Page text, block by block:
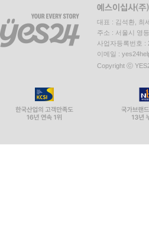
대표 : 김석환, 최
주소 : 서울시 영
사업자등록번호
이메일 :
Copyright ⓒ